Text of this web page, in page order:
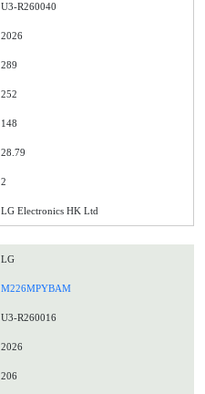
U3-R260040
2026
289
252
148
28.79
2
LG Electronics HK Ltd
LG
M226MPYBAM
U3-R260016
2026
206